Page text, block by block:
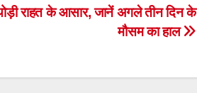
राहत के आसार, जानें अगले तीन दिन के
मौसम का हाल